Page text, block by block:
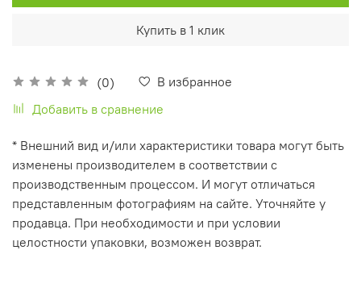
(0)
В избранное
Добавить в сравнение
Купить в 1 клик
* Внешний вид и/или характеристики товара могут быть
изменены производителем в соответствии с
производственным процессом. И могут отличаться
представленным фотографиям на сайте. Уточняйте у
продавца. При необходимости и при условии
целостности упаковки, возможен возврат.